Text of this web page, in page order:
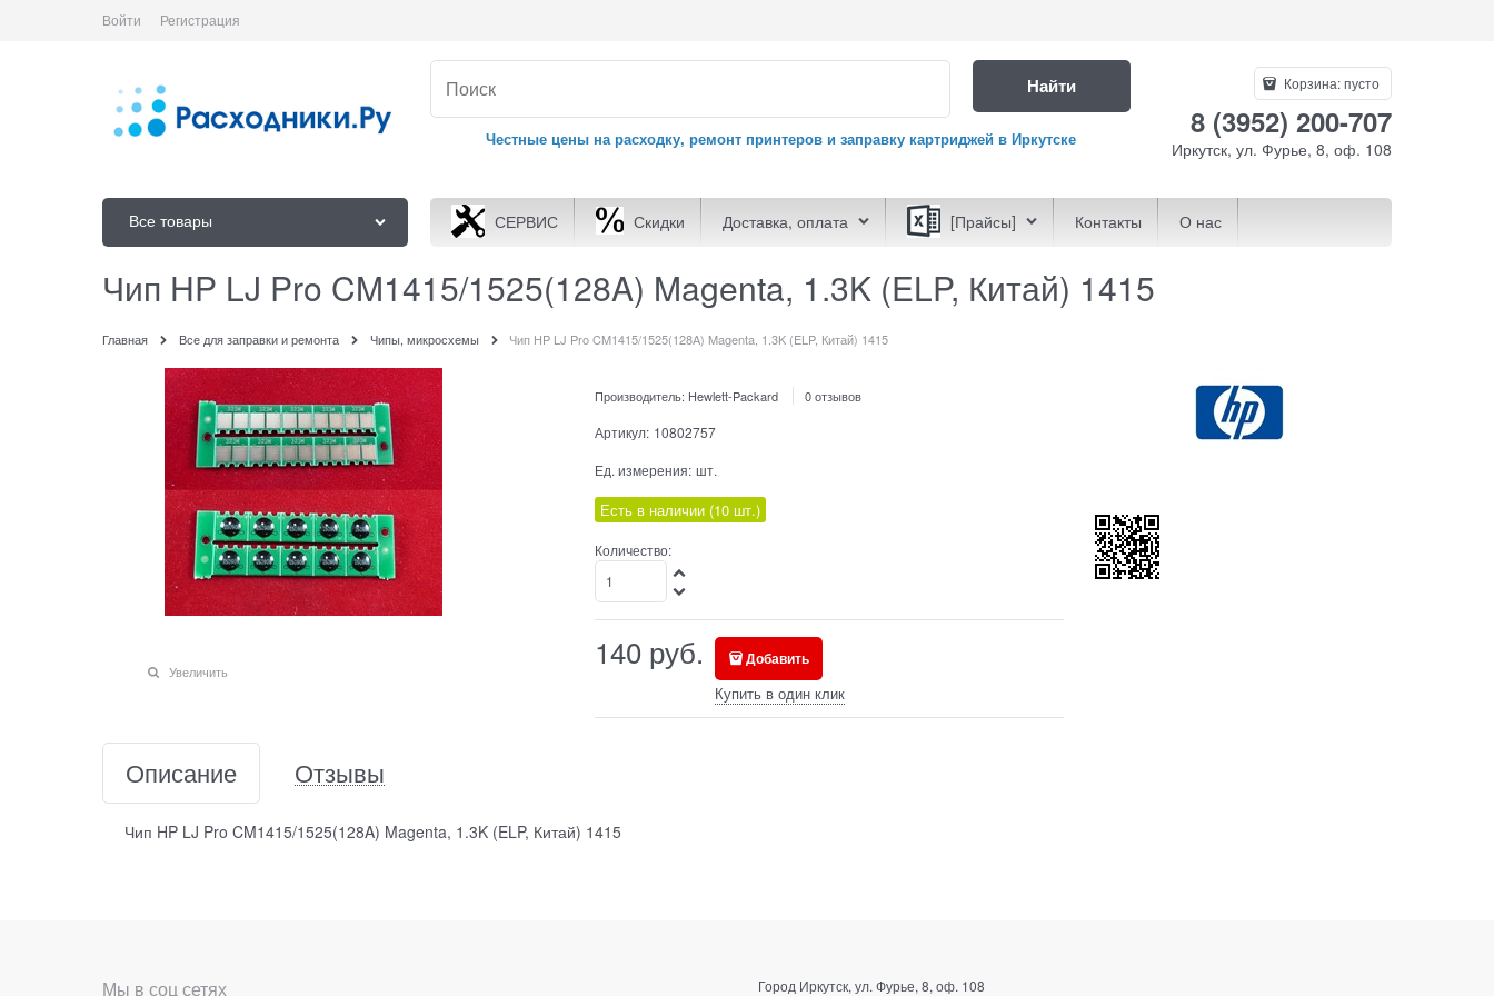
Войти Регистрация
Найти
Честные цены на расходку, ремонт принтеров и заправку картриджей в Иркутске
Корзина:пусто
8 (3952) 200-707
Иркутск, ул. Фурье, 8, оф. 108
Все товары СЕРВИС Скидки Доставка, оплата [Прайсы] Контакты О нас
Чип HP LJ Pro CM1415/1525(128A) Magenta, 1.3K (ELP, Китай) 1415
Главная Все для заправки и ремонта Чипы, микросхемы Чип HP LJ Pro CM1415/1525(128A) Magenta, 1.3K (ELP, Китай) 1415
Увеличить
Производитель: Hewlett-Packard 0 отзывов
Артикул: 10802757
Ед. измерения: шт.
Есть в наличии (10 шт.)
Количество:
140 руб. Добавить
Купить в один клик
Описание Отзывы
Чип HP LJ Pro CM1415/1525(128A) Magenta, 1.3K (ELP, Китай) 1415
Мы в соц сетях Город Иркутск, ул. Фурье, 8, оф. 108